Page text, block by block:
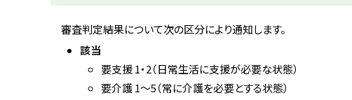
に
審査判定結果について次の区分により通知します。
該当
要支援 1・2（日常生活に支援が必要な状態）
要介護 1～5（常に介護を必要とする状態）